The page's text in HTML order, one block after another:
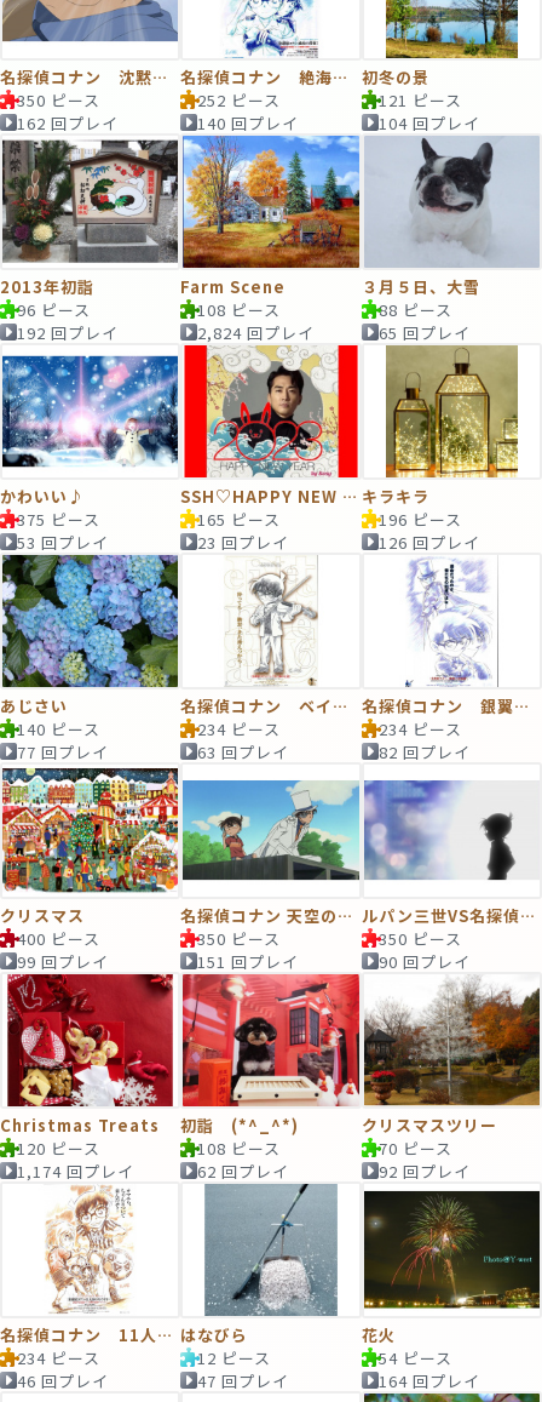
名探偵コナン 沈黙の15分
350 ピース
162 回プレイ
名探偵コナン 絶海の探偵 ポスター
252 ピース
140 回プレイ
初冬の景
121 ピース
104 回プレイ
2013年初詣
96 ピース
192 回プレイ
Farm Scene
108 ピース
2,824 回プレイ
３月５日、大雪
88 ピース
65 回プレイ
かわいい♪
375 ピース
53 回プレイ
SSH♡HAPPY NEW YEAR
165 ピース
23 回プレイ
キラキラ
196 ピース
126 回プレイ
あじさい
140 ピース
77 回プレイ
名探偵コナン ベイカー街の亡霊 ポスター
234 ピース
63 回プレイ
名探偵コナン 銀翼の奇術師 ポスター
234 ピース
82 回プレイ
クリスマス
400 ピース
99 回プレイ
名探偵コナン 天空の難破船
350 ピース
151 回プレイ
ルパン三世VS名探偵コナン THE MOVIE
350 ピース
90 回プレイ
Christmas Treats
120 ピース
1,174 回プレイ
初詣 (*^_^*)
108 ピース
62 回プレイ
クリスマスツリー
70 ピース
92 回プレイ
名探偵コナン 11人目のストライカー ポスター
234 ピース
46 回プレイ
はなびら
12 ピース
47 回プレイ
花火
54 ピース
164 回プレイ